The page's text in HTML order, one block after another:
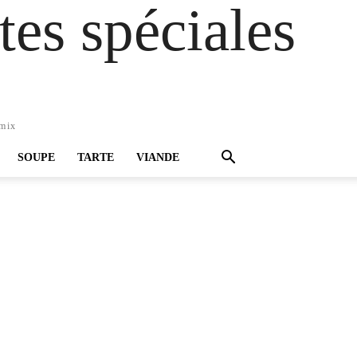
spéciales
SOUPE TARTE VIANDE